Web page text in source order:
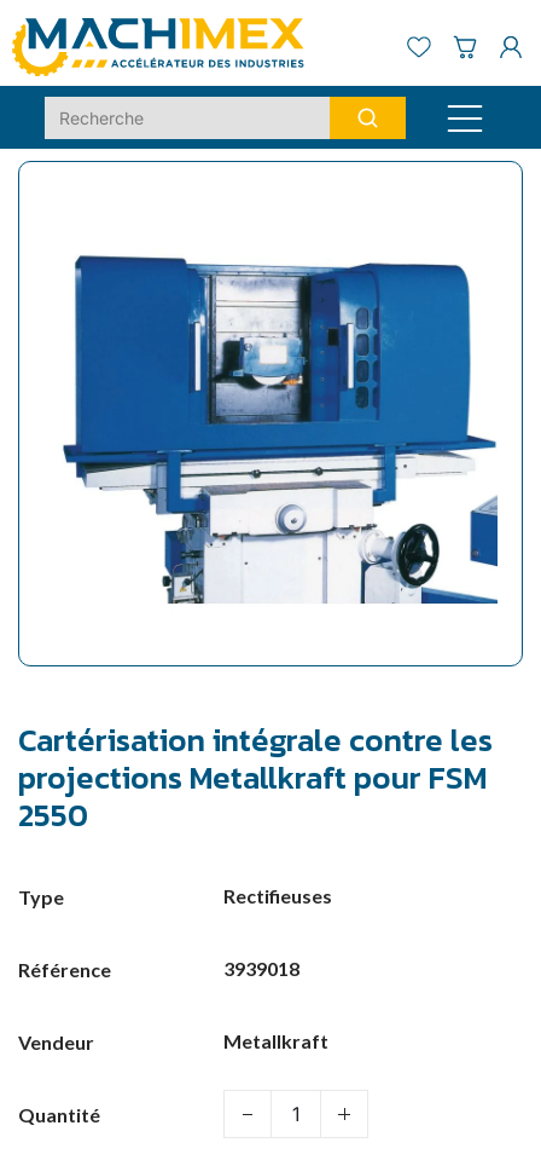
Cartérisation intégrale contre les
projections Metallkraft pour FSM
2550
Type Rectifieuses
Référence 3939018
Vendeur Metallkraft
Quantité